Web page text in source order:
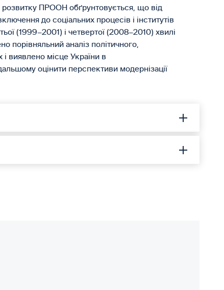
ПРООН обґрунтовується, що від
до соціальних процесів і інститутів
(1999–2001) і четвертої (2008–2010) хвилі
порівняльний аналіз політичного,
і виявлено місце України в
оцінити перспективи модернізації